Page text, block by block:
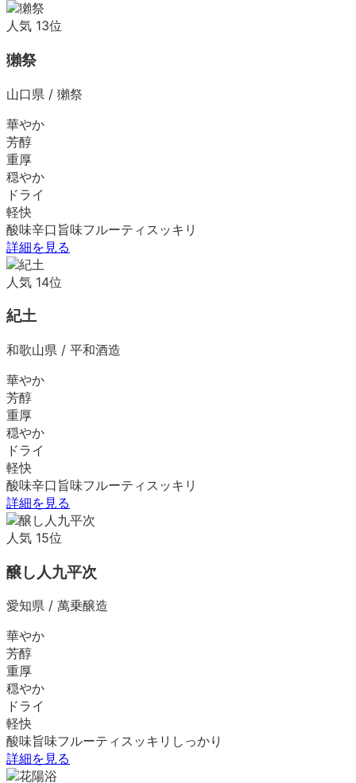
人気 13位
獺祭
山口県 / 獺祭
華やか
芳醇
重厚
穏やか
ドライ
軽快
酸味辛口 旨味フルーティ スッキリ
詳細を見る
人気 14位
紀土
和歌山県 / 平和酒造
華やか
芳醇
重厚
穏やか
ドライ
軽快
酸味辛口 旨味フルーティ スッキリ
詳細を見る
人気 15位
醸し人九平次
愛知県 / 萬乗醸造
華やか
芳醇
重厚
穏やか
ドライ
軽快
酸味旨味フルーティ スッキリ しっかり
詳細を見る